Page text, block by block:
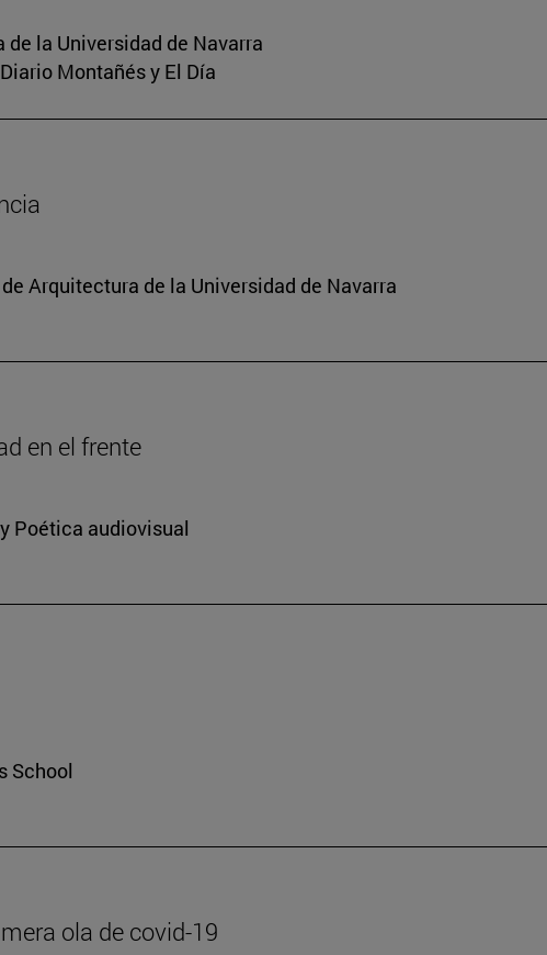
la Universidad de Navarra
Montañés y El Día
Arquitectura de la Universidad de Navarra
en el frente
Poética audiovisual
School
ola de covid-19